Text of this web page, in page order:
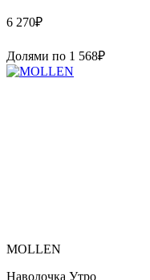
6 270₽
Долями по 1 568₽
MOLLEN
Наволочка Утро